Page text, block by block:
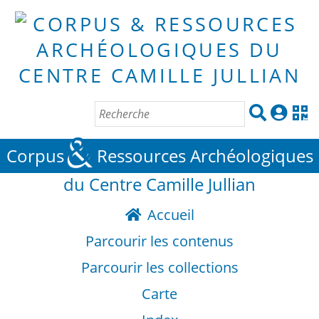
Corpus&Ressources Archéologiques
du Centre Camille Jullian
Accueil
Parcourir les contenus
Parcourir les collections
Carte